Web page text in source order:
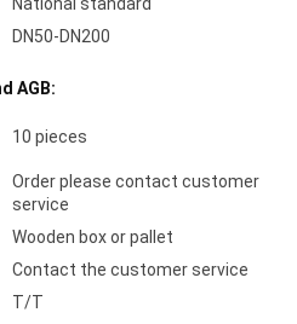
DN50-DN200
AGB:
10 pieces
Order please contact customer
service
Wooden box or pallet
Contact the customer service
T/T